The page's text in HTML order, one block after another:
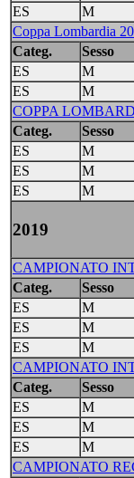
ES
M
Coppa Lombardia
Categ.
Sesso
ES
M
ES
M
COPPA
Categ.
Sesso
ES
M
ES
M
ES
M
2019
CAMPIONATO
Categ.
Sesso
ES
M
ES
M
ES
M
CAMPIONATO
Categ.
Sesso
ES
M
ES
M
ES
M
CAMPIONATO